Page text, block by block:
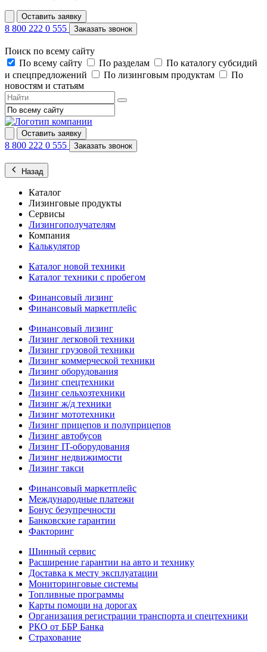
Оставить заявку
8 800 222 0 555 Заказать звонок
Поиск по всему сайту
По всему сайту
По разделам
По каталогу субсидий
и спецпредложений
По лизинговым продуктам
По
новостям и статьям
Оставить заявку
8 800 222 0 555 Заказать звонок
Назад
Каталог
Лизинговые продукты
Сервисы
Лизингополучателям
Компания
Калькулятор
Каталог новой техники
Каталог техники с пробегом
Финансовый лизинг
Финансовый маркетплейс
Финансовый лизинг
Лизинг легковой техники
Лизинг грузовой техники
Лизинг коммерческой техники
Лизинг оборудования
Лизинг спецтехники
Лизинг сельхозтехники
Лизинг ж/д техники
Лизинг мототехники
Лизинг прицепов и полуприцепов
Лизинг автобусов
Лизинг IT-оборудования
Лизинг недвижимости
Лизинг такси
Финансовый маркетплейс
Международные платежи
Бонус безупречности
Банковские гарантии
Факторинг
Шинный сервис
Расширение гарантии на авто и технику
Доставка к месту эксплуатации
Мониторинговые системы
Топливные программы
Карты помощи на дорогах
Организация регистрации транспорта и спецтехники
РКО от ББР Банка
Страхование